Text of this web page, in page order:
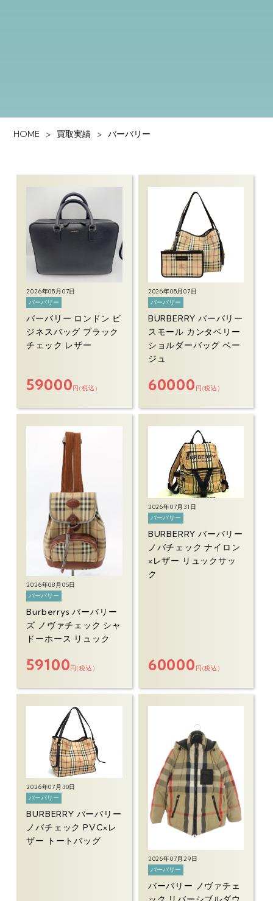
HOME 買取実績 バーバリー
2026年08月07日
バーバリー
バーバリー ロンドン ビ
ジネスバッグ ブラック
チェック レザー
59000円(税込)
2026年08月07日
バーバリー
BURBERRY バーバリー
スモール カンタベリー
ショルダーバッグ ベー
ジュ
60000 円(税込)
2026年08月05日
バーバリー
Burberrys バーバリー
ズ ノヴァチェック シャ
ドーホース リュック
59100円(税込)
2026年07月31日
バーバリー
BURBERRY バーバリー
ノバチェック ナイロン
×レザー リュックサッ
ク
60000 円(税込)
2026年07月30日
バーバリー
BURBERRY バーバリー
ノバチェック PVC×レ
ザー トートバッグ
2026年07月29日
バーバリー
バーバリー ノヴァチェ